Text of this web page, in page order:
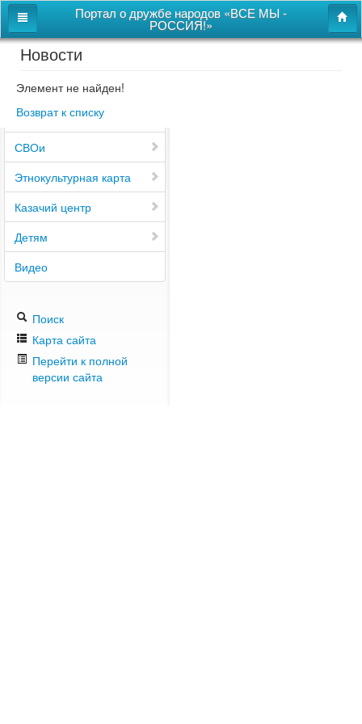
Портал о дружбе народов «ВСЕ МЫ -
РОССИЯ!»
Главная
Дом дружбы народов
Новости
СВОи
Этнокультурная карта
Казачий центр
Детям
Видео
Поиск
Карта сайта
Перейти к полной
версии сайта
Новости
Элемент не найден!
Возврат к списку